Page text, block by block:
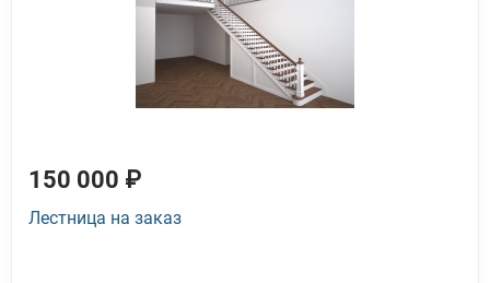
150 000 ₽
Лестница на заказ